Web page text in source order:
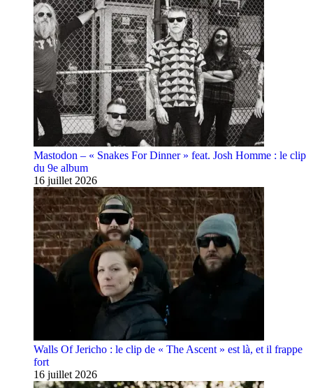
Mastodon – « Snakes For Dinner » feat. Josh Homme : le clip
du 9e album
16 juillet 2026
Walls Of Jericho : le clip de « The Ascent » est là, et il frappe
fort
16 juillet 2026